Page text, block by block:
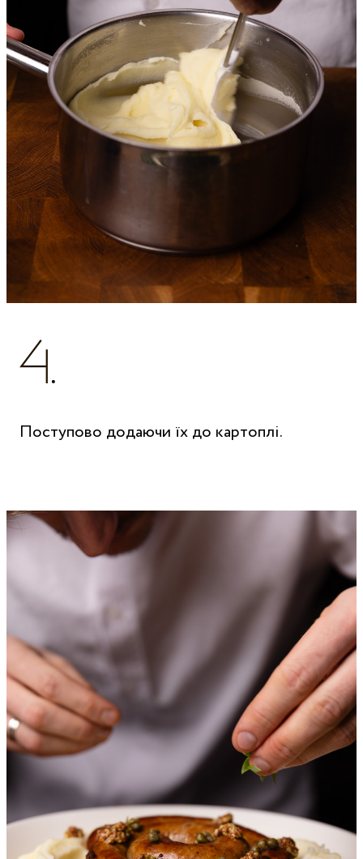
Поступово додаючи їх до картоплі.